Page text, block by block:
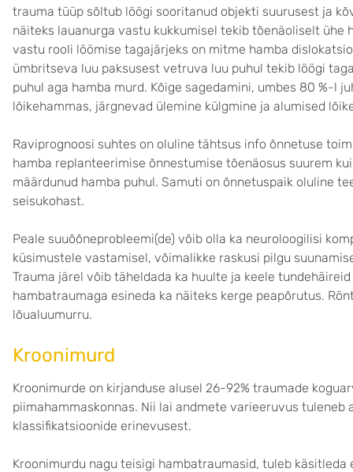
trauma tüüp sõltub löögi sooritanud objekti suurusest ja
näiteks lauanurga vastu kukkumisel tekib tõenäoliselt ühe
vastu rooli löömise tagajärjeks on mitme hamba
ümbritseva luu paksusest vetruva luu puhul tekib löögi
puhul aga hamba murd. Kõige sagedamini, umbes 80 %-l
lõikehammas, järgnevad ülemine külgmine ja alumised
Raviprognoosi suhtes on oluline tähtsus info õnnetuse
hamba replanteerimise õnnestumise tõenäosus suurem
määrdunud hamba puhul. Samuti on õnnetuspaik oluline
seisukohast.
Peale suuõõneprobleemi(de) võib olla ka neuroloogilisi
küsimustele vastamisel, võimalikke raskusi pilgu
Trauma järel võib täheldada ka huulte ja keele
hambatraumaga esineda ka näiteks kerge peapõrutus.
lõualuumurru.
Kroonimurd
Kroonimurde on kirjanduse alusel 26-92% traumade
piimahammaskonnas. Nii lai andmete varieeruvus
klassifikatsioonide erinevusest.
Kroonimurdu nagu teisigi hambatraumasid, tuleb